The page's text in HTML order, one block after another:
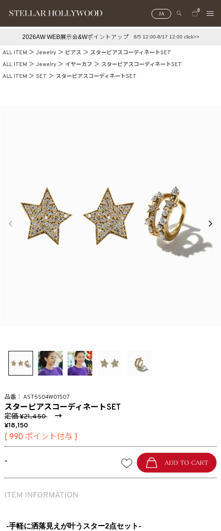
JA
0
#スタッフイチ押し（通勤パールアクセ） ＃写真映えアクセ
2026AW WEB展示会&Wポイントアップ 8/5 12:00-8/17 12:00 click>>
ALL ITEM Jewelry ピアス
スターピアスコーディネートSET
ALL ITEM
Jewelry イヤーカフ
スターピアスコーディネートSET
ALL ITEM
SET スターピアスコーディネートSET
AST5S04W01S07
スターピアスコーディネートSET
定価 21,450→
18,150
[ 990 ポイント付与 ]
-
-手軽に洒落見えが叶うスター2点セット-